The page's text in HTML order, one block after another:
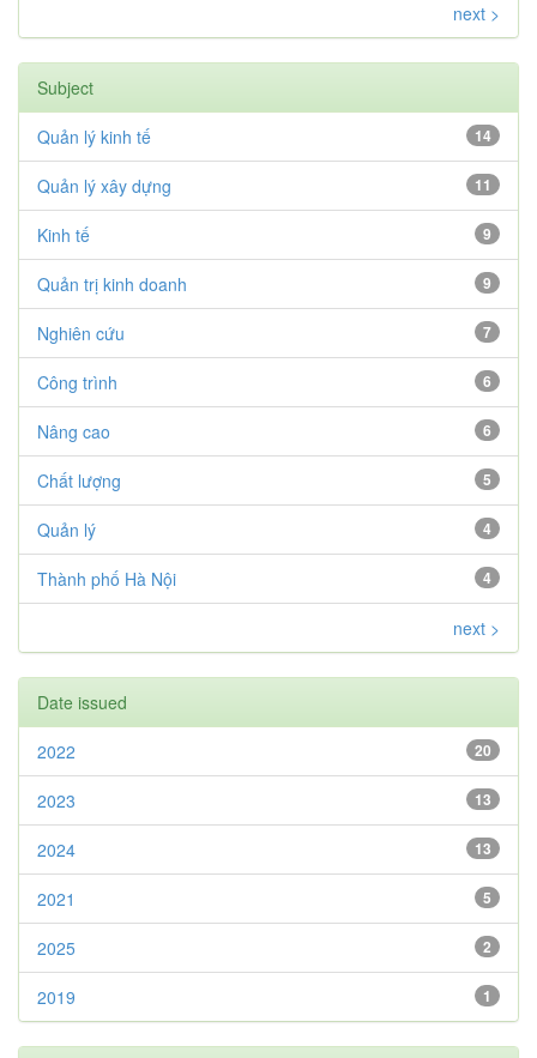
next >
Subject
14
Quản lý kinh tế
11
Quản lý xây dựng
9
Kinh tế
9
Quản trị kinh doanh
7
Nghiên cứu
6
Công trình
6
Nâng cao
5
Chất lượng
4
Quản lý
4
Thành phố Hà Nội
next >
Date issued
20
2022
13
2023
13
2024
5
2021
2
2025
1
2019